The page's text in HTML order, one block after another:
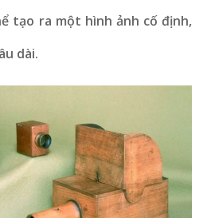
tạo ra một hình ảnh cố định,
dài.